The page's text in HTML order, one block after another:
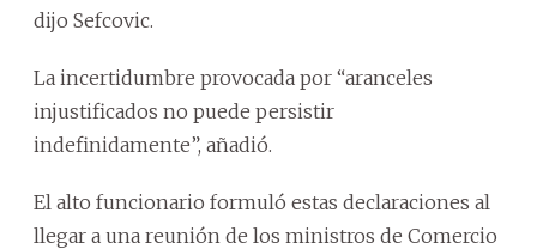
dijo Sefcovic.
La incertidumbre provocada por “aranceles
injustificados no puede persistir
indefinidamente”, añadió.
El alto funcionario formuló estas declaraciones al
llegar a una reunión de los ministros de Comercio